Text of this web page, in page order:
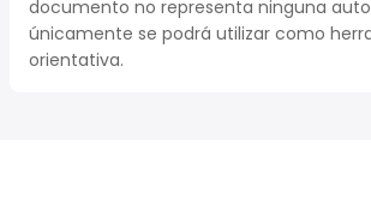
documento no representa ninguna
únicamente se podrá utilizar como
orientativa.